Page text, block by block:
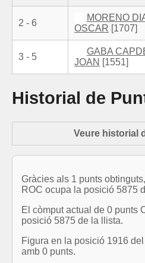
2 - 6
MORENO
OSCAR [1707]
3 - 5
GABA
JOAN [1551]
Historial de
Veure historial
Gràcies als 1 punts
ROC ocupa la posició 5875
El còmput actual de 0 punts
posició 5875 de la llista.
Figura en la posició 1916
amb 0 punts.